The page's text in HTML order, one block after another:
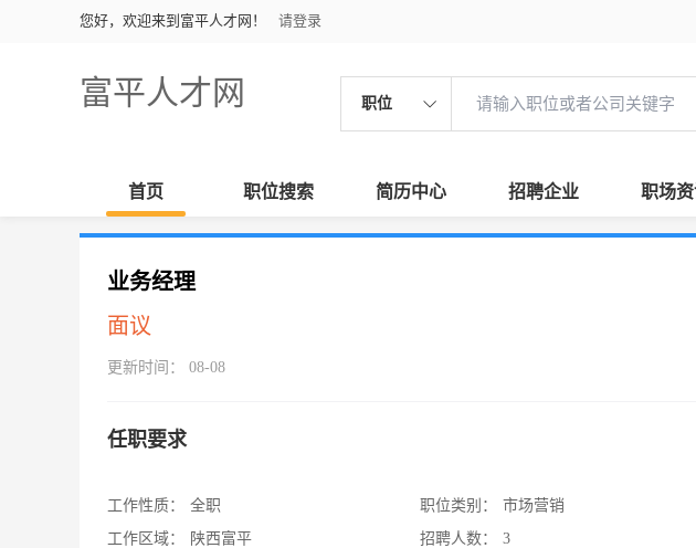
您好，欢迎来到富平人才网！ 请登录
富平人才网 职位
首页 职位搜索 简历中心 招聘企业 职场
业务经理
面议
更新时间： 08-08
任职要求
工作性质：
全职
工作区域：
陕西富平
职位类别：
市场营销
招聘人数：
3